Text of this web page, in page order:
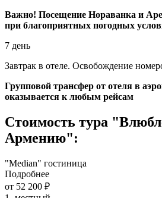
Важно! Посещение Нораванка и
при благоприятных погодных
7 день
Завтрак в отеле. Освобождение
Групповой трансфер от отеля в
оказывается к любым рейсам
Стоимость тура
Армению":
"Median" гостиница
Подробнее
от 52 200 ₽